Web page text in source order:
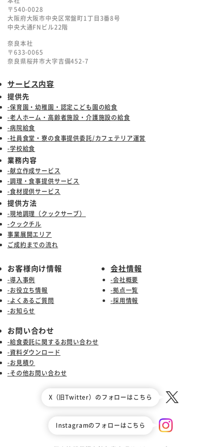
〒540-0028
大阪府大阪市中央区常盤町1丁目3番8号
中央大通FNビル22階
奈良本社
〒633-0065
奈良県桜井市大字吉備452-7
サービス内容
提供先
-保育園・幼稚園・認定こども園の給食
-老人ホーム・高齢者施設・介護施設の給食
-病院給食
-社員食堂・寮の食事提供委託/カフェテリア運営
-学校給食
業務内容
-献立作成サービス
-調理・食事提供サービス
-食材提供サービス
提供方法
-現地調理（クックサーブ）
-クックチル
事業展開エリア
ご成約までの流れ
お客様向け情報
-導入事例
-お役立ち情報
-よくあるご質問
-お知らせ
会社情報
-会社概要
-拠点一覧
-採用情報
お問い合わせ
-給食委託に関するお問い合わせ
-資料ダウンロード
-お見積り
-その他お問い合わせ
X（旧Twitter）のフォローはこちら
Instagramのフォローはこちら